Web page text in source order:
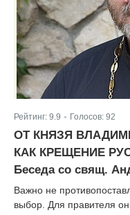
Рейтинг: 9.9 Голосов: 92
ОТ КНЯЗЯ
КАК КРЕЩЕНИЕ
Беседа со свящ.
Важно не
выбор. Для правителя